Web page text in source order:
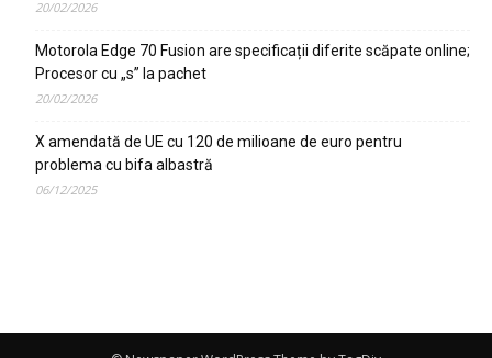
20/02/2026
Motorola Edge 70 Fusion are specificații diferite scăpate online;
Procesor cu „s” la pachet
20/02/2026
X amendată de UE cu 120 de milioane de euro pentru
problema cu bifa albastră
06/12/2025